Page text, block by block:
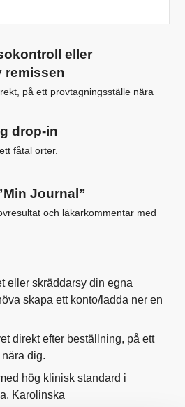
eller
remissen
på ett provtagningsställe nära
drop-in
fåtal orter.
Journal”
och läkarkommentar med
eller skräddarsy din egna
skapa ett konto/ladda ner en
direkt efter beställning, på ett
dig.
hög klinisk standard i
Karolinska